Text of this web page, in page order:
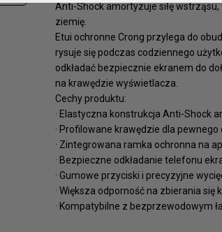
Anti-Shock amortyzuje siłę
ziemię.
Etui ochronne Crong przylega do
rysuje się podczas codziennego
odkładać bezpiecznie ekranem do
na krawędzie wyświetlacza.
Cechy produktu:
· Elastyczna konstrukcja Anti-Shock
· Profilowane krawędzie dla
· Zintegrowana ramka ochronna na
· Bezpieczne odkładanie telefonu
· Gumowe przyciski i precyzyjne
· Większa odporność na zbierania się
· Kompatybilne z bezprzewodowym